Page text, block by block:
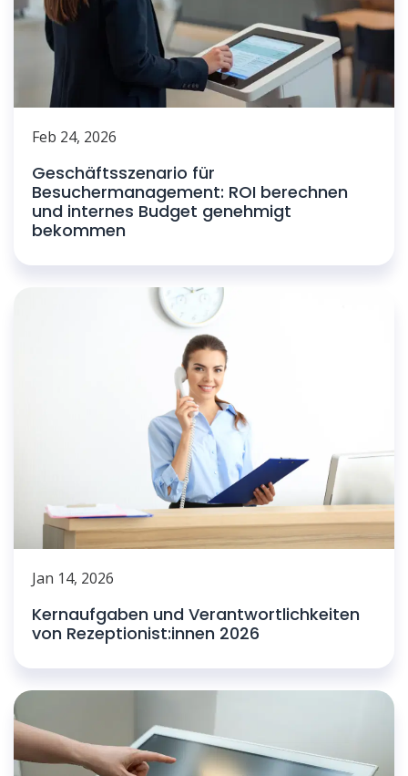
Feb 24, 2026
Geschäftsszenario für
Besuchermanagement: ROI berechnen
und internes Budget genehmigt
bekommen
Jan 14, 2026
Kernaufgaben und Verantwortlichkeiten
von Rezeptionist:innen 2026